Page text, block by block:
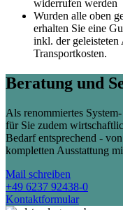
widerrufen werden
Wurden alle oben
erhalten Sie eine
inkl. der
Transportkosten.
Beratung und
Als renommiertes
für Sie zudem
Bedarf entsprechend -
kompletten Ausstattung
Mail schreiben
+49 6237 92438-0
Kontaktformular